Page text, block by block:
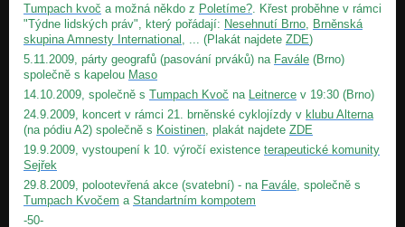
Tumpach kvoč a možná někdo z Poletíme?. Křest proběhne v rámci
"Týdne lidských práv", který pořádají: Nesehnutí Brno, Brněnská
skupina Amnesty International , ... (Plakát najdete ZDE)
5.11.2009, párty geografů (pasování prváků) na Favále (Brno)
společně s kapelou Maso
14.10.2009, společně s Tumpach Kvoč na Leitnerce v 19:30 (Brno)
24.9.2009, koncert v rámci 21. brněnské cyklojízdy v klubu Alterna
(na pódiu A2) společně s Koistinen, plakát najdete ZDE
19.9.2009, vystoupení k 10. výročí existence terapeutické komunity
Sejřek
29.8.2009, polootevřená akce (svatební) - na Favále, společně s
Tumpach Kvočem a Standartním kompotem
-50-